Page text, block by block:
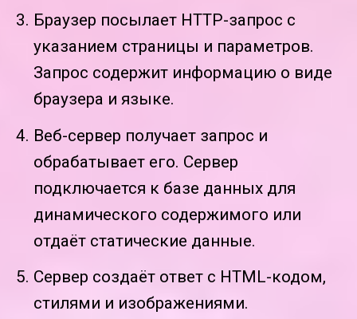
Браузер посылает HTTP-запрос с
указанием страницы и параметров.
Запрос содержит информацию о виде
браузера и языке.
Веб-сервер получает запрос и
обрабатывает его. Сервер
подключается к базе данных для
динамического содержимого или
отдаёт статические данные.
Сервер создаёт ответ с HTML-кодом,
стилями и изображениями.